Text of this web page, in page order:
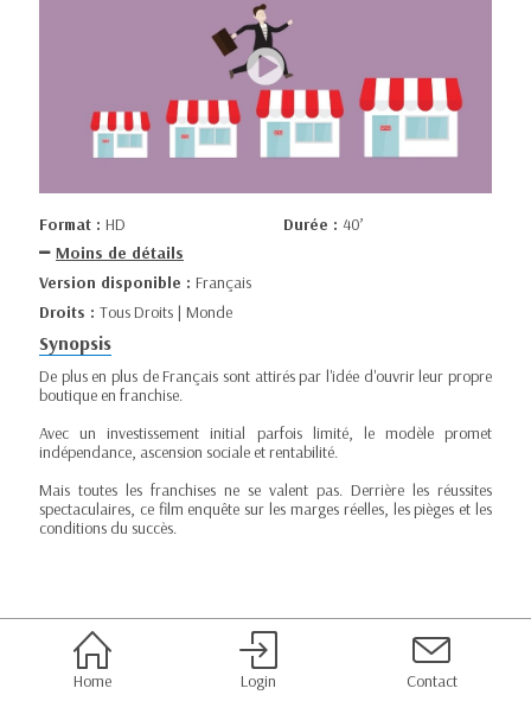
Format : HD Durée : 40’
Moins de détails
Version disponible : Français
Droits : Tous Droits | Monde
Synopsis
De plus en plus de Français sont attirés par l'idée d'ouvrir leur propre
boutique en franchise.
Avec un investissement initial parfois limité, le modèle promet
indépendance, ascension sociale et rentabilité.
Mais toutes les franchises ne se valent pas. Derrière les réussites
spectaculaires, ce film enquête sur les marges réelles, les pièges et les
conditions du succès.
Home Login Contact